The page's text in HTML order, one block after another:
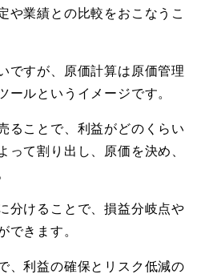
や業績との比較をおこなうこ
ですが、原価計算は原価管理
ールというイメージです。
ることで、利益がどのくらい
って割り出し、原価を決め、
分けることで、損益分岐点や
できます。
、利益の確保とリスク低減の